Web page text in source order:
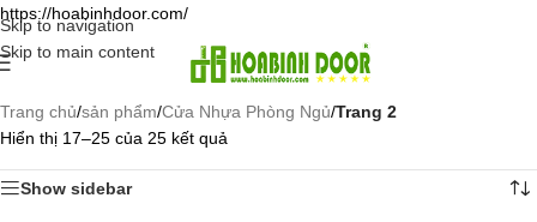
https://hoabinhdoor.com/
Skip to navigation
Skip to main content
Trang chủ/sản phẩm/Cửa Nhựa Phòng Ngủ/Trang 2
Hiển thị 17–25 của 25 kết quả
Show sidebar